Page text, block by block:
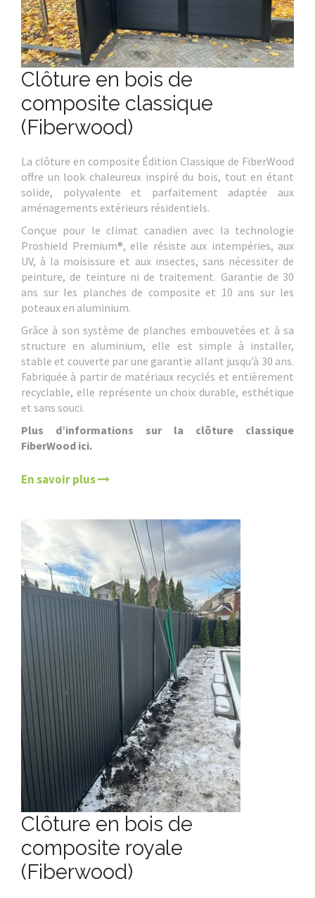
Clôture en bois de
composite classique
(Fiberwood)
La clôture en composite Édition Classique de FiberWood
offre un look chaleureux inspiré du bois, tout en étant
solide, polyvalente et parfaitement adaptée aux
aménagements extérieurs résidentiels.
Conçue pour le climat canadien avec la technologie
Proshield Premium®, elle résiste aux intempéries, aux
UV, à la moisissure et aux insectes, sans nécessiter de
peinture, de teinture ni de traitement. Garantie de 30
ans sur les planches de composite et 10 ans sur les
poteaux en aluminium.
Grâce à son système de planches embouvetées et à sa
structure en aluminium, elle est simple à installer,
stable et couverte par une garantie allant jusqu’à 30 ans.
Fabriquée à partir de matériaux recyclés et entièrement
recyclable, elle représente un choix durable, esthétique
et sans souci.
Plus d’informations sur la clôture classique
FiberWood ici.
En savoir plus
Clôture en bois de
composite royale
(Fiberwood)